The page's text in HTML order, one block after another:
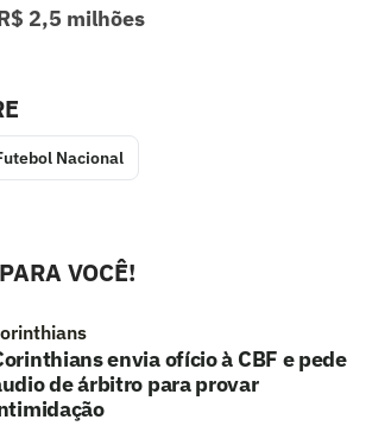
2,5 milhões
Nacional
VOCÊ!
envia ofício à CBF e pede
de árbitro para provar